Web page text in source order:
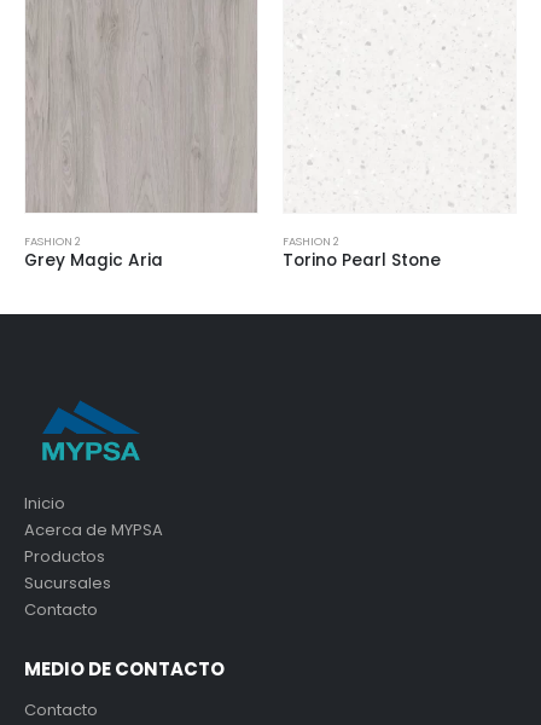
FASHION 2
Grey Magic Aria
FASHION 2
Torino Pearl Stone
Inicio
Acerca de MYPSA
Productos
Sucursales
Contacto
MEDIO DE CONTACTO
Contacto